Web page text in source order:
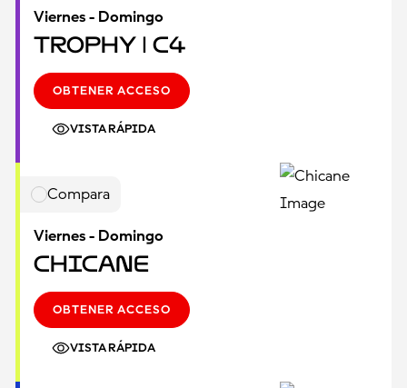
Viernes - Domingo
Trophy | C4
OBTENER ACCESO
VISTA RÁPIDA
Compara
Viernes - Domingo
Chicane
OBTENER ACCESO
VISTA RÁPIDA